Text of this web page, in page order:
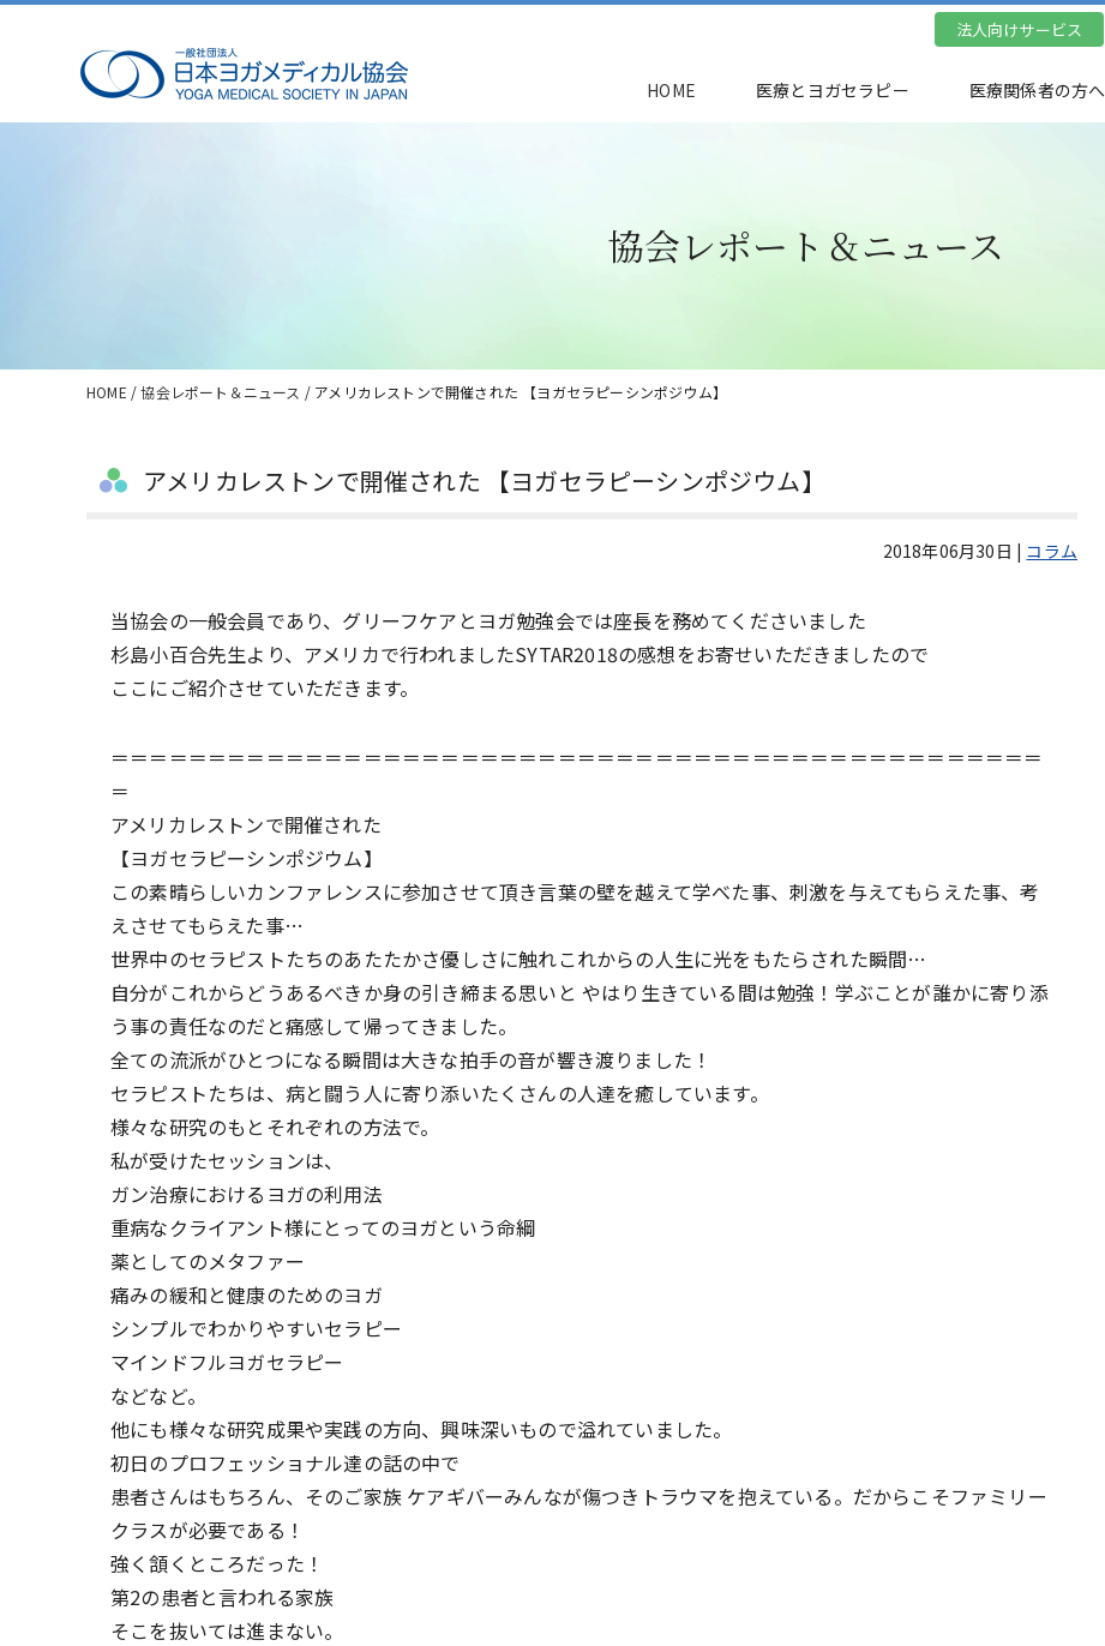
HOME 医療とヨガセラピー 医療関係者の方へ
法人向けサービス
協会レポート＆ニュース
HOME /協会レポート＆ニュース / アメリカレストンで開催された 【ヨガセラピーシンポジウム】
アメリカレストンで開催された 【ヨガセラピーシンポジウム】
2018年06月30日 | コラム
当協会の一般会員であり、グリーフケアとヨガ勉強会では座長を務めてくださいました
杉島小百合先生より、アメリカで行われましたSYTAR2018の感想をお寄せいただきましたので
ここにご紹介させていただきます。
＝＝＝＝＝＝＝＝＝＝＝＝＝＝＝＝＝＝＝＝＝＝＝＝＝＝＝＝＝＝＝＝＝＝＝＝＝＝＝＝＝＝＝＝＝＝＝＝
＝
アメリカレストンで開催された
【ヨガセラピーシンポジウム】
この素晴らしいカンファレンスに参加させて頂き言葉の壁を越えて学べた事、刺激を与えてもらえた事、考
えさせてもらえた事…
世界中のセラピストたちのあたたかさ優しさに触れこれからの人生に光をもたらされた瞬間…
自分がこれからどうあるべきか身の引き締まる思いと やはり生きている間は勉強！学ぶことが誰かに寄り添
う事の責任なのだと痛感して帰ってきました。
全ての流派がひとつになる瞬間は大きな拍手の音が響き渡りました！
セラピストたちは、病と闘う人に寄り添いたくさんの人達を癒しています。
様々な研究のもとそれぞれの方法で。
私が受けたセッションは、
ガン治療におけるヨガの利用法
重病なクライアント様にとってのヨガという命綱
薬としてのメタファー
痛みの緩和と健康のためのヨガ
シンプルでわかりやすいセラピー
マインドフルヨガセラピー
などなど。
他にも様々な研究成果や実践の方向、興味深いもので溢れていました。
初日のプロフェッショナル達の話の中で
患者さんはもちろん、そのご家族 ケアギバーみんなが傷つきトラウマを抱えている。だからこそファミリー
クラスが必要である！
強く頷くところだった！
第2の患者と言われる家族
そこを抜いては進まない。